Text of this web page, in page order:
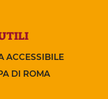
ACCESSIBILE
DI ROMA